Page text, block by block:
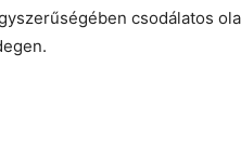
csodálatos